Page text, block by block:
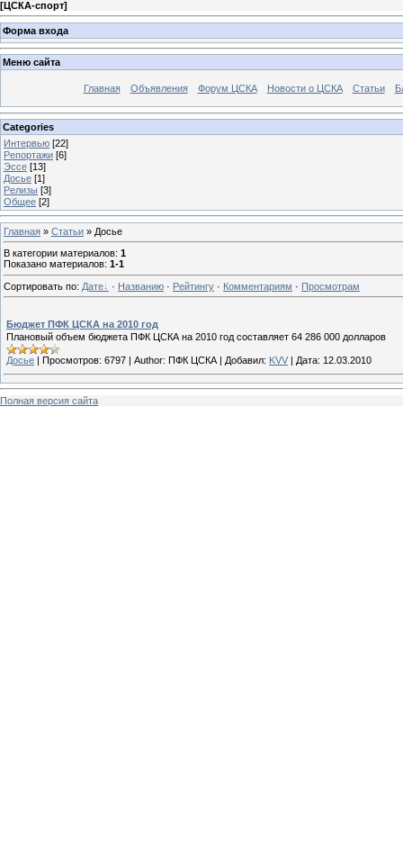
[ЦСКА-спорт]
Форма входа
Меню сайта
Главная Объявления Форум ЦСКА Новости о ЦСКА Статьи
Categories
Интервью [22]
Репортажи [6]
Эссе [13]
Досье [1]
Релизы [3]
Общее [2]
Главная » Статьи » Досье
В категории материалов: 1
Показано материалов: 1-1
Сортировать по: Дате · Названию · Рейтингу · Комментариям · Просмотрам
Бюджет ПФК ЦСКА на 2010 год
Плановый объем бюджета ПФК ЦСКА на 2010 год составляет 64 286 000 долларов
Досье Просмотров: 6797 Author: ПФК ЦСКА Добавил: KVV Дата: 12.03.2010
Полная версия сайта